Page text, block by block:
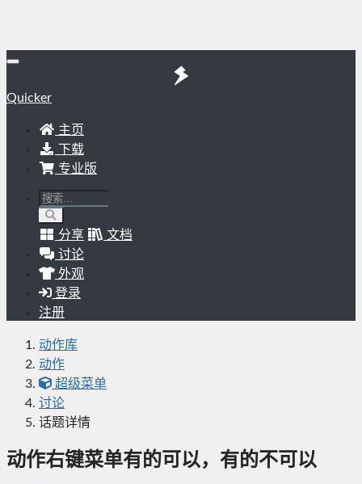
Quicker
主页
下载
专业版
分享
文档
讨论
外观
登录
注册
动作库
动作
超级菜单
讨论
话题详情
动作右键菜单有的可以，有的不可以